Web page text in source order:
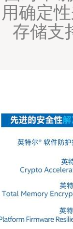
用确定
存储支